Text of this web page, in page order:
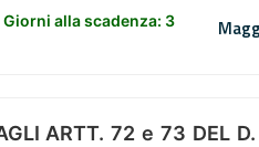
Giorni alla scadenza: 3
ARTT. 72 e 73 DEL